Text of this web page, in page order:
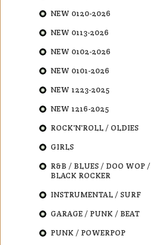
NEW 0120-2026
NEW 0113-2026
NEW 0102-2026
NEW 0101-2026
NEW 1223-2025
NEW 1216-2025
ROCK'N'ROLL / OLDIES
GIRLS
R&B / BLUES / DOO WOP /
BLACK ROCKER
INSTRUMENTAL / SURF
GARAGE / PUNK / BEAT
PUNK / POWERPOP